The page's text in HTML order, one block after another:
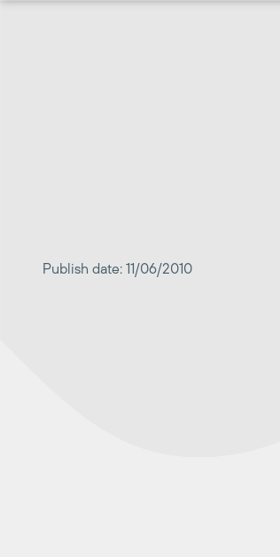
Publish date: 11/06/2010